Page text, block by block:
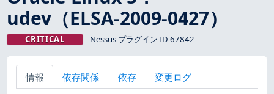
udev（ELSA-2009-0427）
CRITICAL Nessus プラグイン ID 67842
情報 依存関係 依存 変更ログ